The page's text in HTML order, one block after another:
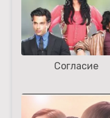
Согласие